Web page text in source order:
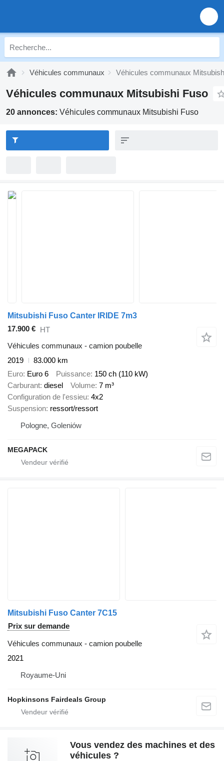
Véhicules communaux Véhicules communaux
Véhicules communaux Mitsubishi Fuso
20 annonces: Véhicules communaux Mitsubishi Fuso
Mitsubishi Fuso Canter IRIDE 7m3
17.900 € HT
Véhicules communaux - camion poubelle
2019
83.000 km
Euro Euro 6 Puissance 150 ch (110 kW)
Carburant diesel Volume 7 m³
Configuration de l'essieu 4x2
Suspension ressort/ressort
Pologne, Goleniów
MEGAPACK
Mitsubishi Fuso Canter 7C15
Prix sur demande
Véhicules communaux - camion poubelle
2021
Royaume-Uni
Hopkinsons Fairdeals Group
Vous vendez des machines et des
véhicules ?